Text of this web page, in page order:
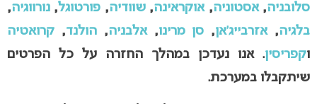
סלובניה,אסטוניה,אוקראינה,שוודיה, פורטוגל, נורווגיה,
בלגיה,אזרבייג’אן, סן מרינו,אלבניה,הולנד, קרואטיה
וקפריסין. אנו נעדכן במהלך החזרה על כל הפרטים
שיתקבלו במערכת.